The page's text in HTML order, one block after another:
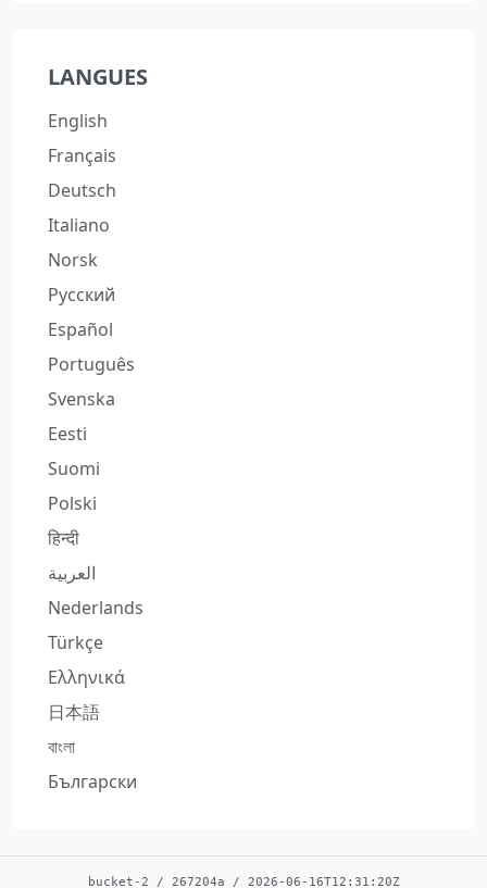
LANGUES
English
Français
Deutsch
Italiano
Norsk
Русский
Español
Português
Svenska
Eesti
Suomi
Polski
हिन्दी
العربية
Nederlands
Türkçe
Ελληνικά
日本語
বাংলা
Български
bucket-2 / 267204a / 2026-06-16T12:31:20Z